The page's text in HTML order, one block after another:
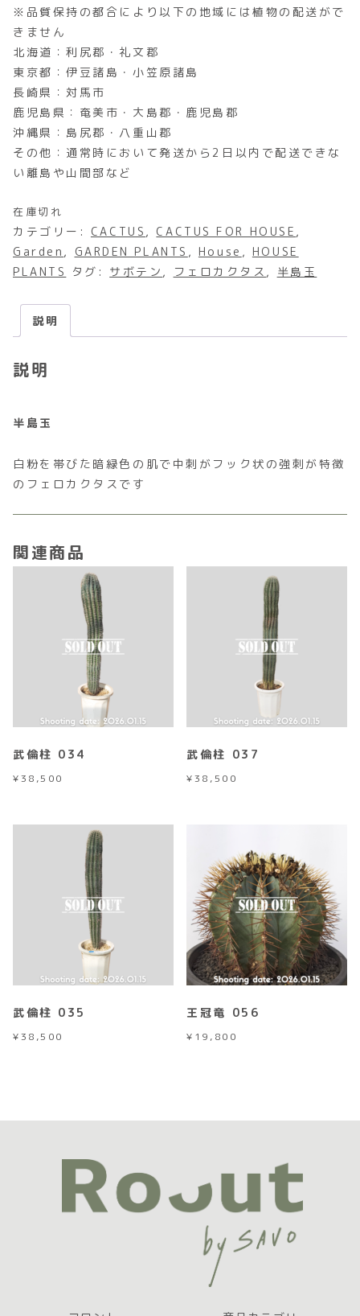
※品質保持の都合により以下の地域には植物の配送がで
きません
北海道：利尻郡・礼文郡
東京都：伊豆諸島・小笠原諸島
長崎県：対馬市
鹿児島県：奄美市・大島郡・鹿児島郡
沖縄県：島尻郡・八重山郡
その他：通常時において発送から2日以内で配送できな
い離島や山間部など
在庫切れ
カテゴリー: CACTUS , CACTUS FOR HOUSE ,
Garden , GARDEN PLANTS , House , HOUSE
PLANTS
タグ: サボテン , フェロカクタス , 半島玉
説明
説明
半島玉
白粉を帯びた暗緑色の肌で中刺がフック状の強刺が特徴
のフェロカクタスです
関連商品
武倫柱 034
¥38,500
武倫柱 037
¥38,500
武倫柱 035
¥38,500
王冠竜 056
¥ 19,800